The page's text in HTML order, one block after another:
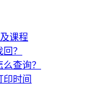
课程
？
查询？
印时间